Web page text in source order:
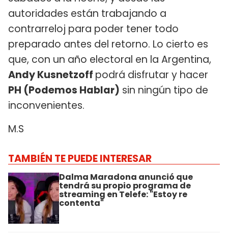
autoridades están trabajando a
contrarreloj para poder tener todo
preparado antes del retorno. Lo cierto es
que, con un año electoral en la Argentina,
Andy Kusnetzoff podrá disfrutar y hacer
PH (Podemos Hablar) sin ningún tipo de
inconvenientes.
M.S
TAMBIÉN TE PUEDE INTERESAR
Dalma Maradona anunció que
tendrá su propio programa de
streaming en Telefe: "Estoy re
contenta"